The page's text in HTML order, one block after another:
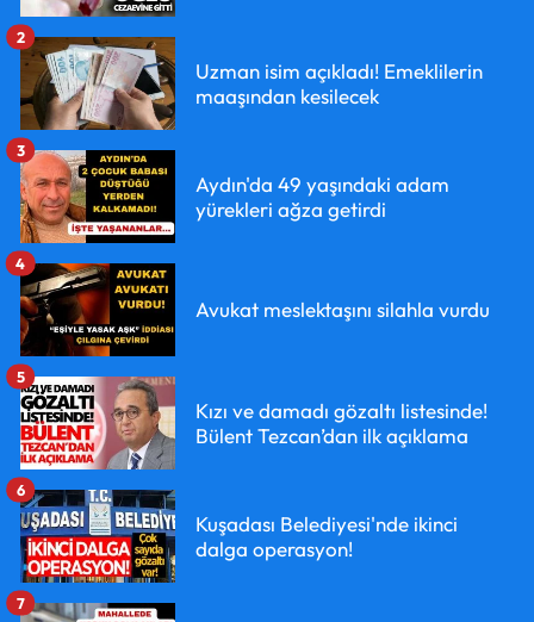
Uzman isim açıkladı! Emeklilerin
maaşından kesilecek
2
Aydın'da 49 yaşındaki adam
yürekleri ağza getirdi
3
Avukat meslektaşını silahla vurdu
4
Kızı ve damadı gözaltı listesinde!
Bülent Tezcan’dan ilk açıklama
5
Kuşadası Belediyesi'nde ikinci
dalga operasyon!
6
7